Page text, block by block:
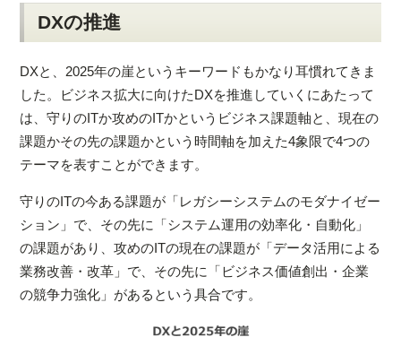
DXの推進
DXと、2025年の崖というキーワードもかなり耳慣れてきま
した。ビジネス拡大に向けたDXを推進していくにあたって
は、守りのITか攻めのITかというビジネス課題軸と、現在の
課題かその先の課題かという時間軸を加えた4象限で4つの
テーマを表すことができます。
守りのITの今ある課題が「レガシーシステムのモダナイゼー
ション」で、その先に「システム運用の効率化・自動化」
の課題があり、攻めのITの現在の課題が「データ活用による
業務改善・改革」で、その先に「ビジネス価値創出・企業
の競争力強化」があるという具合です。